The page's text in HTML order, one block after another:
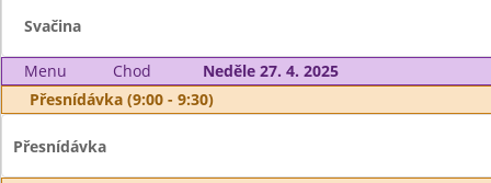
Svačina
Menu Chod
Neděle 27. 4. 2025
Přesnídávka (9:00 - 9:30)
Přesnídávka